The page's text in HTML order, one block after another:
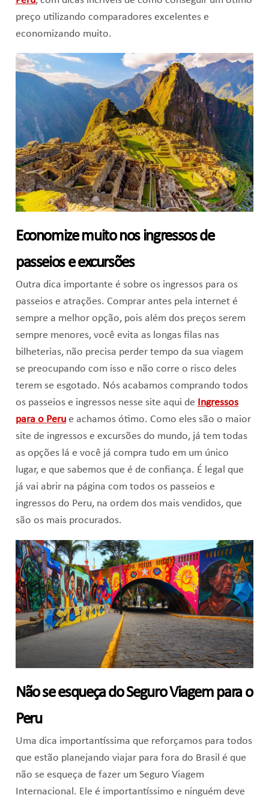
preço utilizando comparadores excelentes e
economizando muito.
Economize muito nos ingressos de
passeios e excursões
Outra dica importante é sobre os ingressos para os
passeios e atrações. Comprar antes pela internet é
sempre a melhor opção, pois além dos preços serem
sempre menores, você evita as longas filas nas
bilheterias, não precisa perder tempo da sua viagem
se preocupando com isso e não corre o risco deles
terem se esgotado. Nós acabamos comprando todos
os passeios e ingressos nesse site aqui de Ingressos
para o Perue achamos ótimo. Como eles são o maior
site de ingressos e excursões do mundo, já tem todas
as opções lá e você já compra tudo em um único
lugar, e que sabemos que é de confiança. É legal que
já vai abrir na página com todos os passeios e
ingressos do Peru, na ordem dos mais vendidos, que
são os mais procurados.
Não se esqueça do Seguro Viagem para o
Peru
Uma dica importantíssima que reforçamos para todos
que estão planejando viajar para fora do Brasil é que
não se esqueça de fazer um Seguro Viagem
Internacional. Ele é importantíssimo e ninguém deve